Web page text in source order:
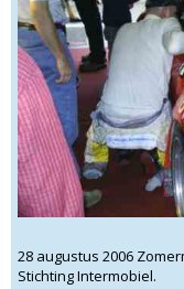
28 augustus 2006
Stichting Intermobiel.